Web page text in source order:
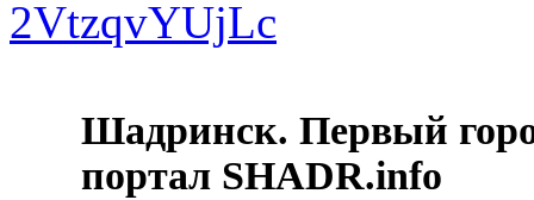
Шадринск. Первый
портал SHADR.info